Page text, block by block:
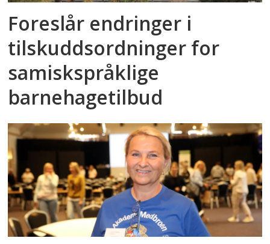
Foreslår endringer i
tilskuddsordninger for
samiskspråklige
barnehagetilbud